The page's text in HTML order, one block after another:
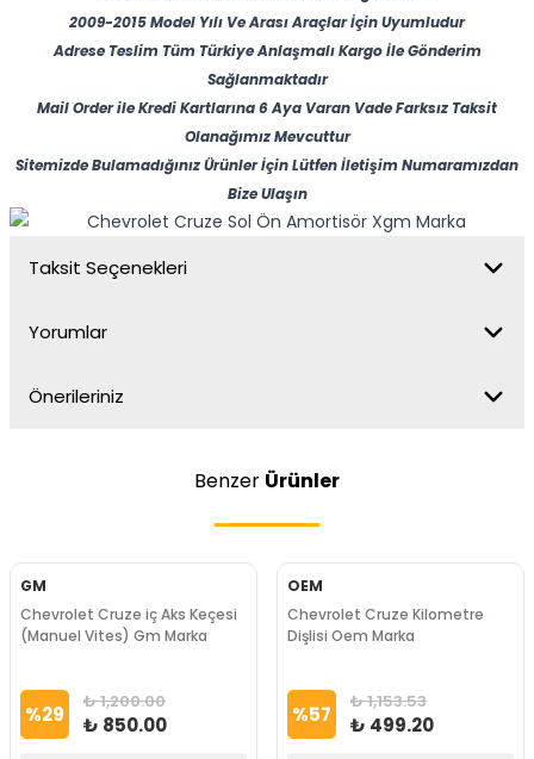
2009-2015 Model Yılı Ve Arası Araçlar İçin Uyumludur
Adrese Teslim Tüm Türkiye Anlaşmalı Kargo İle Gönderim
Sağlanmaktadır
Mail Order ile Kredi Kartlarına 6 Aya Varan Vade Farksız Taksit
Olanağımız Mevcuttur
Sitemizde Bulamadığınız Ürünler İçin Lütfen İletişim Numaramızdan
Bize Ulaşın
Taksit Seçenekleri
Yorumlar
Önerileriniz
Benzer Ürünler
GM
Chevrolet Cruze iç Aks Keçesi
(Manuel Vites) Gm Marka
%29 ₺ 1,200.00
₺ 850.00
OEM
Chevrolet Cruze Kilometre
Dişlisi Oem Marka
%57 ₺ 1,153.53
₺ 499.20